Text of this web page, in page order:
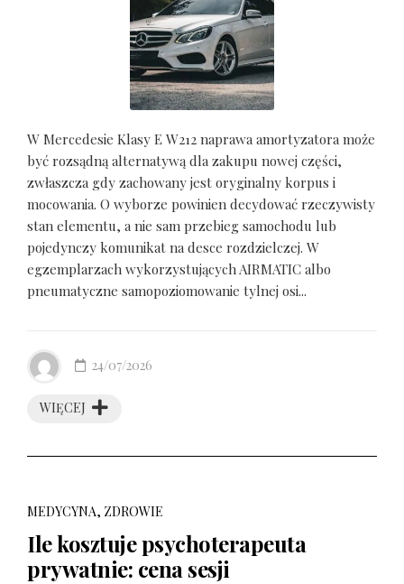
W Mercedesie Klasy E W212 naprawa amortyzatora może
być rozsądną alternatywą dla zakupu nowej części,
zwłaszcza gdy zachowany jest oryginalny korpus i
mocowania. O wyborze powinien decydować rzeczywisty
stan elementu, a nie sam przebieg samochodu lub
pojedynczy komunikat na desce rozdzielczej. W
egzemplarzach wykorzystujących AIRMATIC albo
pneumatyczne samopoziomowanie tylnej osi...
WIĘCEJ
24/07/2026
MEDYCYNA, ZDROWIE
Ile kosztuje psychoterapeuta
prywatnie: cena sesji